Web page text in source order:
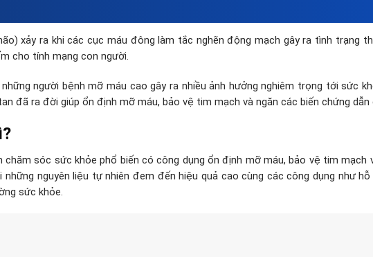
xảy ra khi các cục máu đông làm tắc nghẽn động mạch gây ra tình trạng
cho tính mạng con người.
người bệnh mỡ máu cao gây ra nhiều ảnh hưởng nghiêm trọng tới sức
đã ra đời giúp ổn định mỡ máu, bảo vệ tim mạch và ngăn các biến chứng
chăm sóc sức khỏe phổ biến có công dụng ổn định mỡ máu, bảo vệ tim
nguyên liệu tự nhiên đem đến hiệu quả cao cùng các công dụng như
sức khỏe.